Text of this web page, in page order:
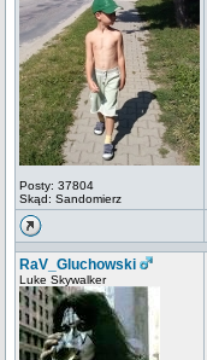
Posty: 37804
Skąd: Sandomierz
RaV_Gluchowski
Luke Skywalker